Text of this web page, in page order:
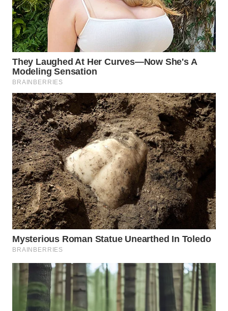
KARAWANG
WN
BEKASI
WN
BOGOR
WN
DEPOK
WN
TAPANULI
UTARA
WN
SAMOSIR
WN
PADANG
WN
SUMEDANG